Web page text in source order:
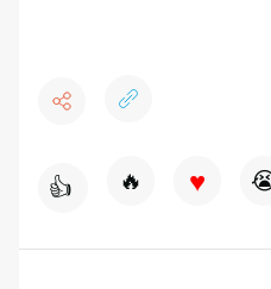
👍 🔥 ♥